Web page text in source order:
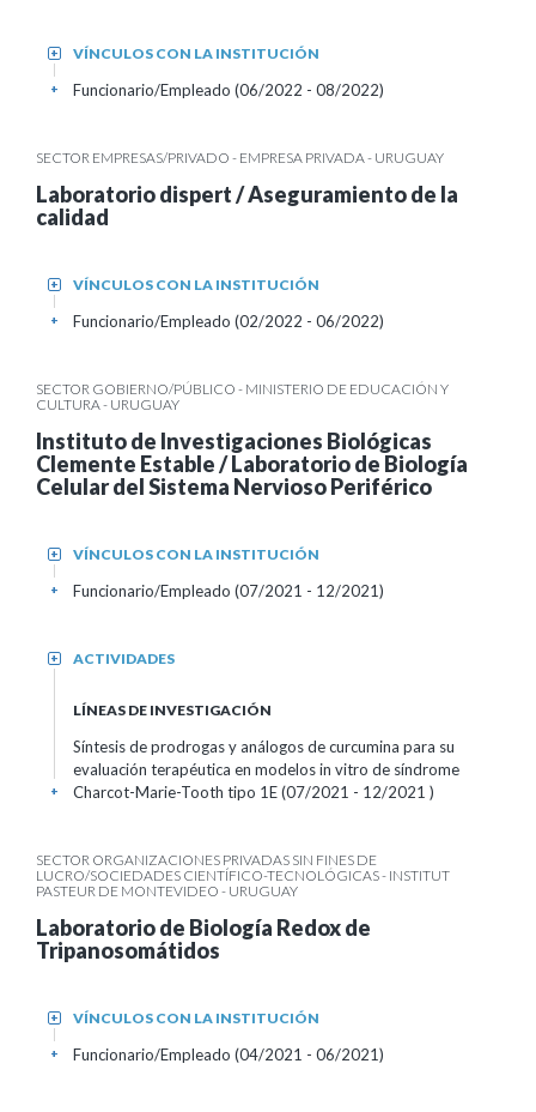
VÍNCULOS CON LA INSTITUCIÓN
+
Funcionario/Empleado (06/2022 - 08/2022)
+
SECTOR EMPRESAS/PRIVADO - EMPRESA PRIVADA - URUGUAY
Laboratorio dispert / Aseguramiento de la
calidad
VÍNCULOS CON LA INSTITUCIÓN
+
Funcionario/Empleado (02/2022 - 06/2022)
+
SECTOR GOBIERNO/PÚBLICO - MINISTERIO DE EDUCACIÓN Y
CULTURA - URUGUAY
Instituto de Investigaciones Biológicas
Clemente Estable / Laboratorio de Biología
Celular del Sistema Nervioso Periférico
VÍNCULOS CON LA INSTITUCIÓN
+
Funcionario/Empleado (07/2021 - 12/2021)
+
ACTIVIDADES
+
LÍNEAS DE INVESTIGACIÓN
Síntesis de prodrogas y análogos de curcumina para su
evaluación terapéutica en modelos in vitro de síndrome
Charcot-Marie-Tooth tipo 1E (07/2021 - 12/2021 )
+
SECTOR ORGANIZACIONES PRIVADAS SIN FINES DE
LUCRO/SOCIEDADES CIENTÍFICO-TECNOLÓGICAS - INSTITUT
PASTEUR DE MONTEVIDEO - URUGUAY
Laboratorio de Biología Redox de
Tripanosomátidos
VÍNCULOS CON LA INSTITUCIÓN
+
Funcionario/Empleado (04/2021 - 06/2021)
+